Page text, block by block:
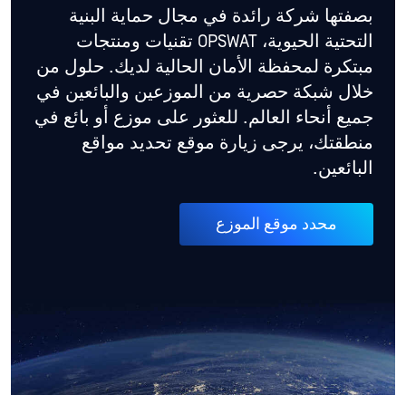
بصفتها شركة رائدة في مجال حماية البنية
التحتية الحيوية، OPSWAT تقنيات ومنتجات
مبتكرة لمحفظة الأمان الحالية لديك. حلول من
خلال شبكة حصرية من الموزعين والبائعين في
جميع أنحاء العالم. للعثور على موزع أو بائع في
منطقتك، يرجى زيارة موقع تحديد مواقع
البائعين.
محدد موقع الموزع